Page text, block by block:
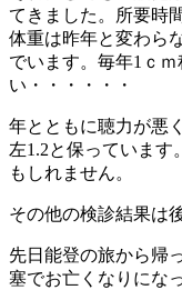
てきました。所要時
体重は昨年と変わら
でいます。毎年1ｃ
い・・・・・・
年とともに聴力が悪
左1.2と保っていま
もしれません。
その他の検診結果は
先日能登の旅から帰
塞でお亡くなりにな